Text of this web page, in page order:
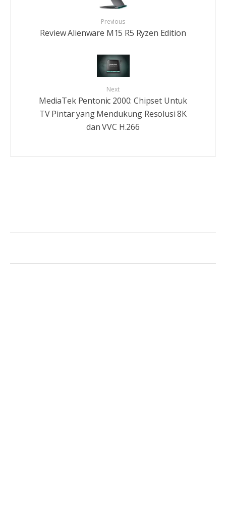
Previous
Review Alienware M15 R5 Ryzen Edition
Next
MediaTek Pentonic 2000: Chipset Untuk
TV Pintar yang Mendukung Resolusi 8K
dan VVC H.266